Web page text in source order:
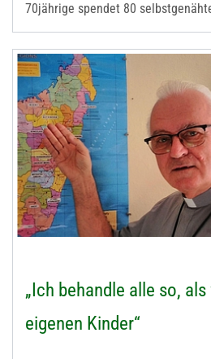
70jährige spendet 80
„Ich behandle alle so,
eigenen Kinder“